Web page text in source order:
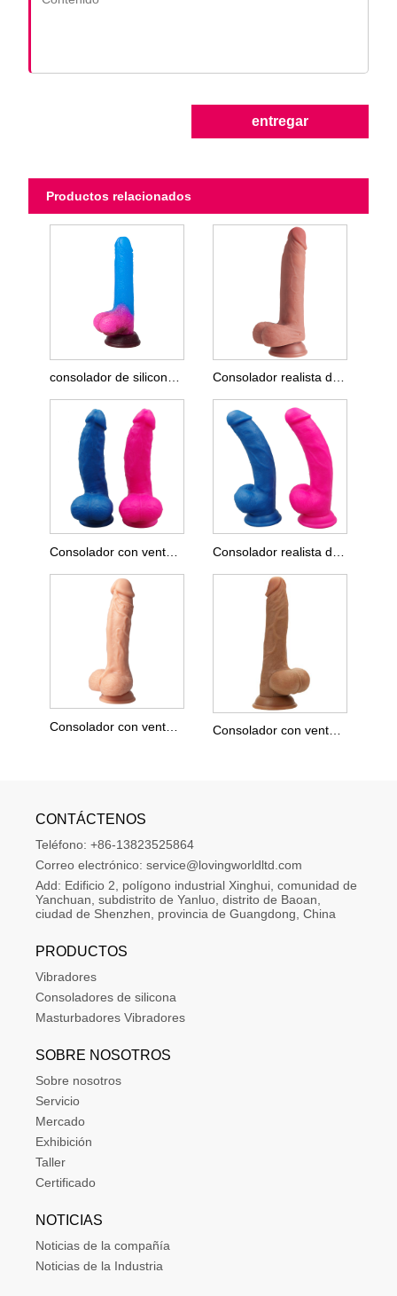
entregar
Productos relacionados
consolador de silicona colorido Consolador realista de doble capa
Consolador con ventosa de silicona líquida
Consolador con ventosa de silicona Consolador con ventosa de doble capa
CONTÁCTENOS
Teléfono: +86-13823525864
Correo electrónico: service@lovingworldltd.com
Add: Edificio 2, polígono industrial Xinghui, comunidad de
Yanchuan, subdistrito de Yanluo, distrito de Baoan,
ciudad de Shenzhen, provincia de Guangdong, China
PRODUCTOS
Vibradores
Consoladores de silicona
Masturbadores Vibradores
SOBRE NOSOTROS
Sobre nosotros
Servicio
Mercado
Exhibición
Taller
Certificado
NOTICIAS
Noticias de la compañía
Noticias de la Industria